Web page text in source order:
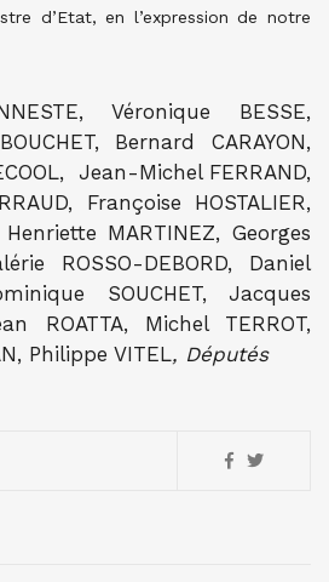
d’Etat, en l’expression de notre
Véronique BESSE,
Bernard CARAYON,
Jean-Michel FERRAND,
Françoise HOSTALIER,
MARTINEZ, Georges
ROSSO-DEBORD, Daniel
SOUCHET, Jacques
ROATTA, Michel TERROT,
Philippe VITEL, Députés